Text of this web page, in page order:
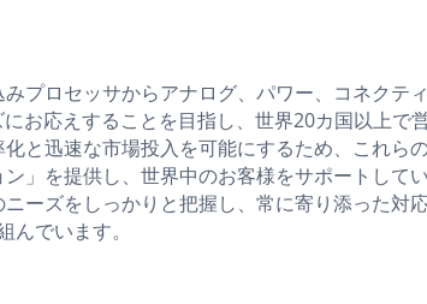
プロセッサからアナログ、パワー、コネクテ
お応えすることを目指し、世界20カ国以上で
と迅速な市場投入を可能にするため、これら
」を提供し、世界中のお客様をサポートして
ーズをしっかりと把握し、常に寄り添った対
んでいます。